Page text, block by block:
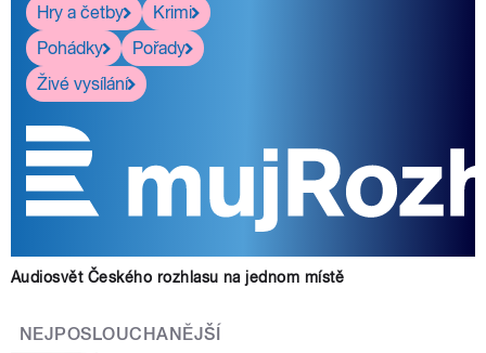
Hry a četby
Krimi
Pohádky
Pořady
Živé vysílání
Audiosvět Českého rozhlasu na jednom místě
NEJPOSLOUCHANĚJŠÍ